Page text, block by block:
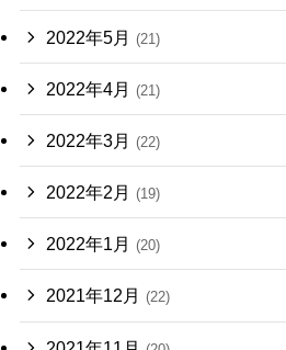
2022年5月 (21)
2022年4月 (21)
2022年3月 (22)
2022年2月 (19)
2022年1月 (20)
2021年12月 (22)